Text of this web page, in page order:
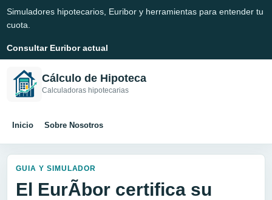
Simuladores hipotecarios, Euribor y herramientas para entender tu
cuota.
Consultar Euribor actual
Cálculo de Hipoteca
Calculadoras hipotecarias
Inicio Sobre Nosotros
GUIA Y SIMULADOR
El EurÃ­bor certifica su